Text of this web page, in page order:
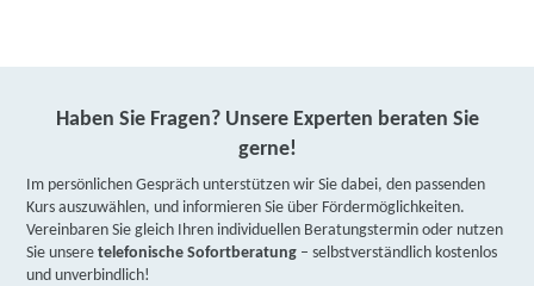
Haben Sie Fragen? Unsere Experten beraten Sie
gerne!
Im persönlichen Gespräch unterstützen wir Sie dabei, den passenden
Kurs auszuwählen, und informieren Sie über Fördermöglichkeiten.
Vereinbaren Sie gleich Ihren individuellen Beratungstermin oder nutzen
Sie unseretelefonische Sofortberatung – selbstverständlich kostenlos
und unverbindlich!